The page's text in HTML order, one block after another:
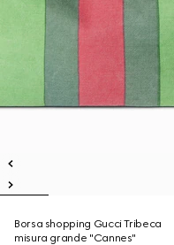
Borsa shopping Gucci Tribeca
misura grande "Cannes"